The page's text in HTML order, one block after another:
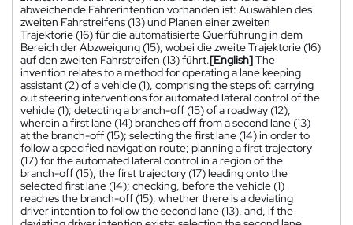
abweichende Fahrerintention vorhanden ist: Auswählen des
zweiten Fahrstreifens (13) und Planen einer zweiten
Trajektorie (16) für die automatisierte Querführung in dem
Bereich der Abzweigung (15), wobei die zweite Trajektorie (16)
auf den zweiten Fahrstreifen (13) führt.[English]The
invention relates to a method for operating a lane keeping
assistant (2) of a vehicle (1), comprising the steps of: carrying
out steering interventions for automated lateral control of the
vehicle (1); detecting a branch-off (15) of a roadway (12),
wherein a first lane (14) branches off from a second lane (13)
at the branch-off (15); selecting the first lane (14) in order to
follow a specified navigation route; planning a first trajectory
(17) for the automated lateral control in a region of the
branch-off (15), the first trajectory (17) leading onto the
selected first lane (14); checking, before the vehicle (1)
reaches the branch-off (15), whether there is a deviating
driver intention to follow the second lane (13), and, if the